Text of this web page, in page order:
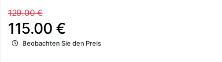
129.00 €
115.00 €
Beobachten Sie den Preis